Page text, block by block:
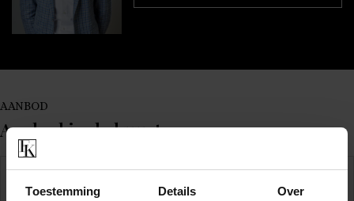
Toestemming Details Over
AANBOD
Aanbod in de buurt